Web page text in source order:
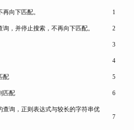
向下匹配。 1
，并停止搜索，不再向下匹配。 2
3
4
配 5
匹配 6
查询，正则表达式与较长的字符串优
7